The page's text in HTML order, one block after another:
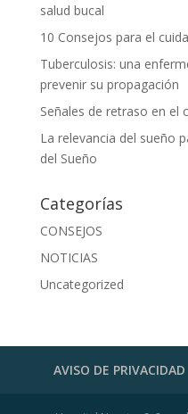
salud bucal
10 Consejos para el
Tuberculosis: una
prevenir su propagación
Señales de retraso en el
La relevancia del sueño
del Sueño
Categorías
CONSEJOS
NOTICIAS
Uncategorized
AVISO DE PRIVACIDAD